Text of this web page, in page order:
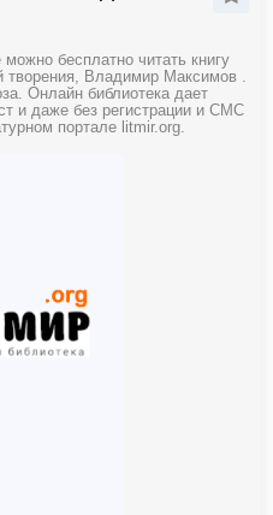
бесплатно читать книгу
Владимир Максимов .
Онлайн библиотека дает
и даже без регистрации и СМС
портале litmir.org.